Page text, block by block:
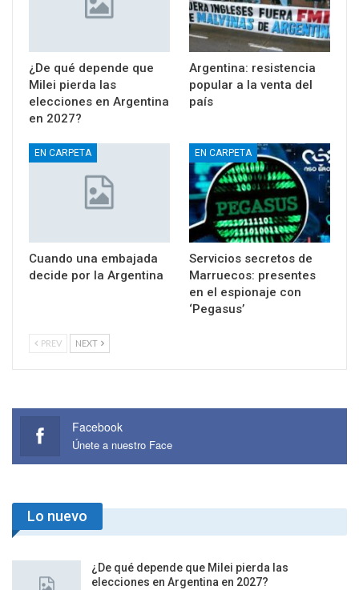
¿De qué depende que
Milei pierda las
elecciones en Argentina
en 2027?
Argentina: resistencia
popular a la venta del
país
EN CARPETA
Cuando una embajada
decide por la Argentina
EN CARPETA
Servicios secretos de
Marruecos: presentes
en el espionaje con
‘Pegasus’
PREV NEXT
Facebook
Únete a nuestro Face
Lo nuevo
¿De qué depende que Milei pierda las
elecciones en Argentina en 2027?